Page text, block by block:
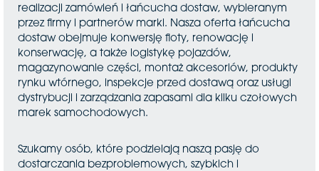
realizacji zamówień i łańcucha dostaw, wybieranym
przez firmy i partnerów marki. Nasza oferta łańcucha
dostaw obejmuje konwersję floty, renowację i
konserwację, a także logistykę pojazdów,
magazynowanie części, montaż akcesoriów, produkty
rynku wtórnego, inspekcje przed dostawą oraz usługi
dystrybucji i zarządzania zapasami dla kilku czołowych
marek samochodowych.
Szukamy osób, które podzielają naszą pasję do
dostarczania bezproblemowych, szybkich i